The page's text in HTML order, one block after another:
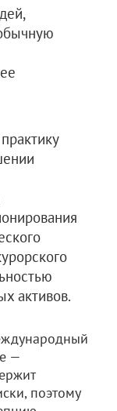
активов.
—
поэтому